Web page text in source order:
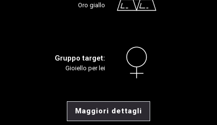
Oro giallo
Gruppo target:
Gioiello per lei
Maggiori dettagli